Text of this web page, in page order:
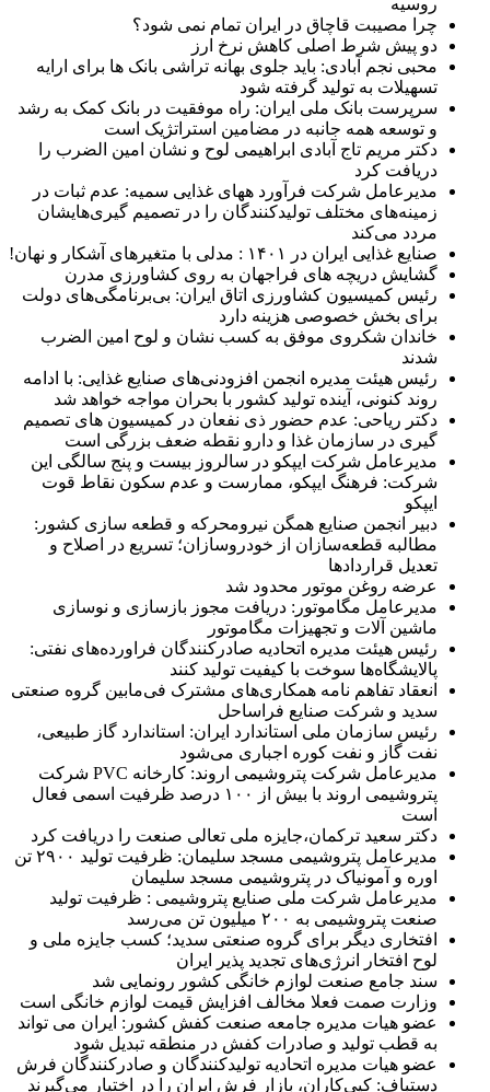
روسیه
چرا مصیبت قاچاق در ایران تمام نمی شود؟
دو پیش شرط اصلی کاهش نرخ ارز
محبی نجم آبادی: باید جلوی بهانه تراشی بانک ها برای ارایه
تسهیلات به تولید گرفته شود
سرپرست بانک ملی ایران: راه موفقیت در بانک کمک به رشد
و توسعه همه جانبه در مضامین استراتژیک است
دکتر مریم تاج آبادی ابراهیمی لوح و نشان امین الضرب را
دریافت کرد
مدیرعامل شرکت فرآورد ههای غذایی سمیه: عدم ثبات در
زمینه‌های مختلف تولیدکنندگان را در تصمیم گیری‌هایشان
مردد می‌کند
صنایع غذایی ایران در ۱۴۰۱ : مدلی با متغیرهای آشکار و نهان!
گشایش دریچه های فراجهان به روی کشاورزی مدرن
رئیس کمیسیون کشاورزی اتاق ایران: بی‌برنامگی‌های دولت
برای بخش خصوصی هزینه دارد
خاندان شکروی موفق به کسب نشان و لوح امین الضرب
شدند
رئیس هیئت مدیره انجمن افزودنی‌های صنایع غذایی: با ادامه
روند کنونی، آینده تولید کشور با بحران مواجه خواهد شد
دکتر ریاحی: عدم حضور ذی نفعان در کمیسیون های تصمیم
گیری در سازمان غذا و دارو نقطه ضعف بزرگی است
مدیرعامل شرکت ایپکو در سالروز بیست و پنج سالگی این
شرکت: فرهنگ ایپکو، ممارست و عدم سکون نقاط قوت
ایپکو
دبیر انجمن صنایع همگن نیرومحرکه و قطعه سازی کشور:
مطالبه قطعه‌سازان از خودروسازان؛ تسریع در اصلاح و
تعدیل قراردادها
عرضه روغن موتور محدود شد
مدیرعامل مگاموتور: دریافت مجوز بازسازی و نوسازی
ماشین آلات و تجهیزات مگاموتور
رئیس هیئت مدیره اتحادیه صادرکنندگان فراورده‌های نفتی:
پالایشگاه‌ها سوخت با کیفیت تولید کنند
انعقاد تفاهم نامه همکاری‌های مشترک فی‌مابین گروه صنعتی
سدید و شرکت صنایع فراساحل
رئیس سازمان ملی استاندارد ایران: استاندارد گاز طبیعی،
نفت گاز و نفت کوره اجباری می‌شود
مدیرعامل شرکت پتروشیمی اروند: کارخانه PVC شرکت
پتروشیمی اروند با بیش از ۱۰۰ درصد ظرفیت اسمی فعال
است
دکتر سعید ترکمان،جایزه ملی تعالی صنعت را دریافت کرد
مدیرعامل پتروشیمی مسجد سلیمان: ظرفیت تولید ۲۹۰۰ تن
اوره و آمونیاک در پتروشیمی مسجد سلیمان
مدیرعامل شرکت ملی صنایع پتروشیمی : ظرفیت تولید
صنعت پتروشیمی به ۲۰۰ میلیون تن می‌رسد
افتخاری دیگر برای گروه صنعتی سدید؛ کسب جایزه ملی و
لوح افتخار انرژی‌های تجدید پذیر ایران
سند جامع صنعت لوازم خانگی کشور رونمایی شد
وزارت صمت فعلا مخالف افزایش قیمت لوازم خانگی است
عضو هیات مدیره جامعه صنعت کفش کشور: ایران می تواند
به قطب تولید و صادرات کفش در منطقه تبدیل شود
عضو هیات مدیره اتحادیه تولیدکنندگان و صادرکنندگان فرش
دستباف: کپی‌کاران، بازار فرش ایران را در اختیار می‌گیرند